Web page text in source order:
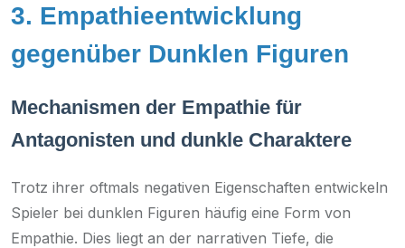
3. Empathieentwicklung
gegenüber Dunklen Figuren
Mechanismen der Empathie für
Antagonisten und dunkle Charaktere
Trotz ihrer oftmals negativen Eigenschaften entwickeln
Spieler bei dunklen Figuren häufig eine Form von
Empathie. Dies liegt an der narrativen Tiefe, die